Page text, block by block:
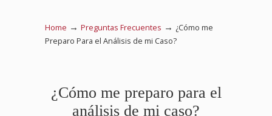
Home → Preguntas Frecuentes → ¿Cómo me
Preparo Para el Análisis de mi Caso?
¿Cómo me preparo para el
análisis de mi caso?